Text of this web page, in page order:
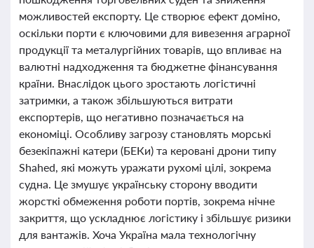
можливостей експорту. Це створює ефект доміно,
оскільки порти є ключовими для вивезення аграрної
продукції та металургійних товарів, що впливає на
валютні надходження та бюджетне фінансування
країни. Внаслідок цього зростають логістичні
затримки, а також збільшуються витрати
експортерів, що негативно позначається на
економіці. Особливу загрозу становлять морські
безекіпажні катери (БЕКи) та керовані дрони типу
Shahed, які можуть уражати рухомі цілі, зокрема
судна. Це змушує українську сторону вводити
жорсткі обмеження роботи портів, зокрема нічне
закриття, що ускладнює логістику і збільшує ризики
для вантажів. Хоча Україна мала технологічну